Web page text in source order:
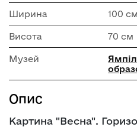
Ширина 100 см
Висота 70 см
Музей
Опис
Картина "Весна".